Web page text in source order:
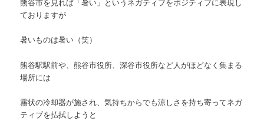
熊谷市を見れば「暑い」というネガティブをポジティブに表現し
ておりますが
暑いものは暑い（笑）
熊谷駅駅前や、熊谷市役所、深谷市役所など人がほどなく集まる
場所には
霧状の冷却器が施され、気持ちからでも涼しさを持ち寄ってネガ
ティブを払拭しようと